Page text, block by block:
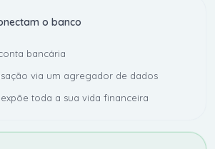
o banco
bancária
via um agregador de dados
toda a sua vida financeira